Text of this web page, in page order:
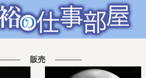
販売